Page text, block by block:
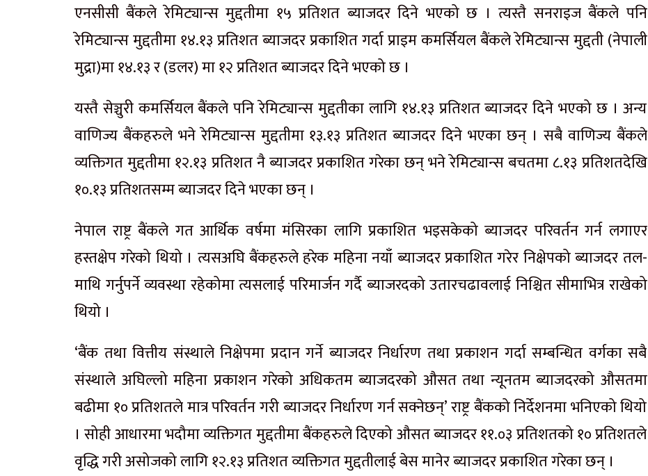
एनसीसी बैंकले रेमिट्यान्स मुद्दतीमा १५ प्रतिशत ब्याजदर दिने भएको छ । त्यस्तै सनराइज बैंकले पनि
रेमिट्यान्स मुद्दतीमा १४.१३ प्रतिशत ब्याजदर प्रकाशित गर्दा प्राइम कमर्सियल बैंकले रेमिट्यान्स मुद्दती (नेपाली
मुद्रा)मा १४.१३ र (डलर) मा १२ प्रतिशत ब्याजदर दिने भएको छ ।
यस्तै सेञ्चुरी कमर्सियल बैंकले पनि रेमिट्यान्स मुद्दतीका लागि १४.१३ प्रतिशत ब्याजदर दिने भएको छ । अन्य
वाणिज्य बैंकहरुले भने रेमिट्यान्स मुद्दतीमा १३.१३ प्रतिशत ब्याजदर दिने भएका छन् । सबै वाणिज्य बैंकले
व्यक्तिगत मुद्दतीमा १२.१३ प्रतिशत नै ब्याजदर प्रकाशित गरेका छन् भने रेमिट्यान्स बचतमा ८.१३ प्रतिशतदेखि
१०.१३ प्रतिशतसम्म ब्याजदर दिने भएका छन् ।
नेपाल राष्ट्र बैंकले गत आर्थिक वर्षमा मंसिरका लागि प्रकाशित भइसकेको ब्याजदर परिवर्तन गर्न लगाएर
हस्तक्षेप गरेको थियो । त्यसअघि बैंकहरुले हरेक महिना नयाँ ब्याजदर प्रकाशित गरेर निक्षेपको ब्याजदर तल-
माथि गर्नुपर्ने व्यवस्था रहेकोमा त्यसलाई परिमार्जन गर्दै ब्याजरदको उतारचढावलाई निश्चित सीमाभित्र राखेको
थियो ।
‘बैंक तथा वित्तीय संस्थाले निक्षेपमा प्रदान गर्ने ब्याजदर निर्धारण तथा प्रकाशन गर्दा सम्बन्धित वर्गका सबै
संस्थाले अघिल्लो महिना प्रकाशन गरेको अधिकतम ब्याजदरको औसत तथा न्यूनतम ब्याजदरको औसतमा
बढीमा १० प्रतिशतले मात्र परिवर्तन गरी ब्याजदर निर्धारण गर्न सक्नेछन्’ राष्ट्र बैंकको निर्देशनमा भनिएको थियो
। सोही आधारमा भदौमा व्यक्तिगत मुद्दतीमा बैंकहरुले दिएको औसत ब्याजदर ११.०३ प्रतिशतको १० प्रतिशतले
वृद्धि गरी असोजको लागि १२.१३ प्रतिशत व्यक्तिगत मुद्दतीलाई बेस मानेर ब्याजदर प्रकाशित गरेका छन् ।